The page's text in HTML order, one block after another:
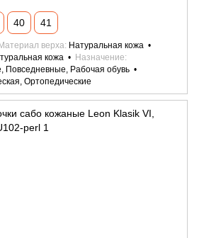
40 41
Материал верха Натуральная кожа
кожа
Назначение
Повседневные, Рабочая обувь
Ортопедические